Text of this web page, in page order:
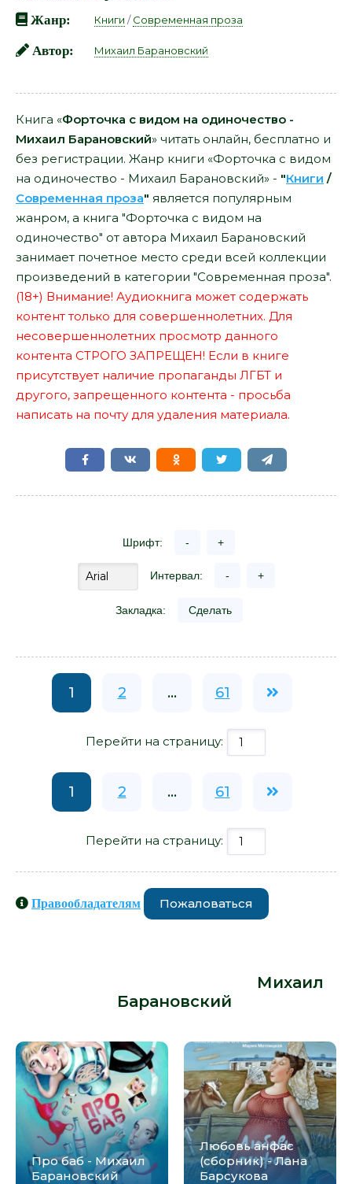
Жанр:
Книги /Современная проза
Автор: Михаил Барановский
Книга «Форточка с видом на одиночество -
Михаил Барановский» читать онлайн, бесплатно и
без регистрации. Жанр книги «Форточка с видом
на одиночество - Михаил Барановский» - "Книги /
Современная проза" является популярным
жанром, а книга "Форточка с видом на
одиночество" от автора Михаил Барановский
занимает почетное место среди всей коллекции
произведений в категории "Современная проза".
(18+) Внимание! Аудиокнига может содержать
контент только для совершеннолетних. Для
несовершеннолетних просмотр данного
контента СТРОГО ЗАПРЕЩЕН! Если в книге
присутствует наличие пропаганды ЛГБТ и
другого, запрещенного контента - просьба
написать на почту для удаления материала.
Шрифт: - +
Интервал: - +
Закладка: Сделать
1 2 ... 61
Перейти на страницу:
1 2 ... 61
Перейти на страницу:
Правообладателям Пожаловаться
Михаил
Барановский
Про баб - Михаил
Барановский
Любовь анфас
(сборник) - Лана
Барсукова